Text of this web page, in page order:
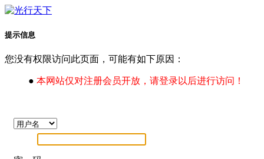
提示信息
您没有权限访问此页面，可能有如下原因：
● 本网站仅对注册会员开放，请登录以后进行访问！